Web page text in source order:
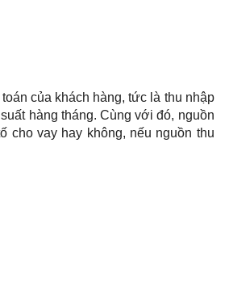
của khách hàng, tức là thu nhập
hàng tháng. Cùng với đó, nguồn
cho vay hay không, nếu nguồn thu